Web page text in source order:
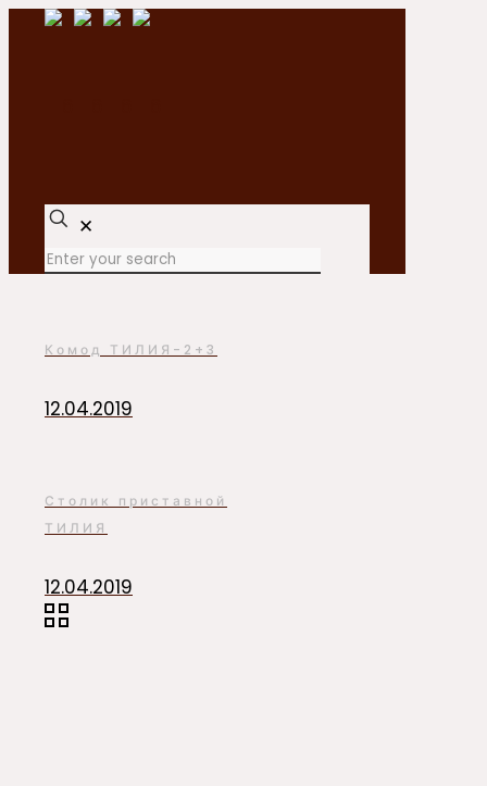
✕
Комод ТИЛИЯ-2+3
12.04.2019
Столик приставной
ТИЛИЯ
12.04.2019